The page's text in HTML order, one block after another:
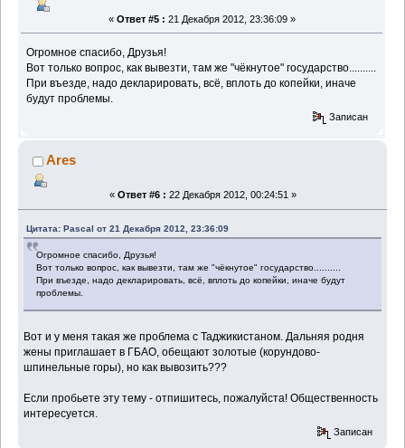
« Ответ #5 : 21 Декабря 2012, 23:36:09 »
Огромное спасибо, Друзья!
Вот только вопрос, как вывезти, там же "чёкнутое" государство..........
При въезде, надо декларировать, всё, вплоть до копейки, иначе
будут проблемы.
Записан
Ares
« Ответ #6 : 22 Декабря 2012, 00:24:51 »
Цитата: Pascal от 21 Декабря 2012, 23:36:09
Огромное спасибо, Друзья!
Вот только вопрос, как вывезти, там же "чёкнутое" государство..........
При въезде, надо декларировать, всё, вплоть до копейки, иначе будут
проблемы.
Вот и у меня такая же проблема с Таджикистаном. Дальняя родня
жены приглашает в ГБАО, обещают золотые (корундово-
шпинельные горы), но как вывозить???
Если пробьете эту тему - отпишитесь, пожалуйста! Общественность
интересуется.
Записан